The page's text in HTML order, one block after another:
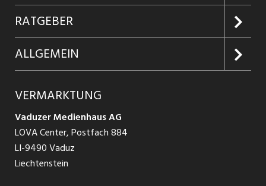
Jobabo
Firmen entdecken
Jobs in Graubünden
Jobs in St. Gallen
Jobs in Glarus
Jobs in der Südostschweiz
Kundenlogin
Inserieren
Produkte
Schnittstelle
RATGEBER
Glossar
Ratgeber Bewerbung / Rekrutierung
ALLGEMEIN
AGB
Datenschutzbestimmungen
Nutzungsbedingungen
VERMARKTUNG
Vaduzer Medienhaus AG
LOVA Center, Postfach 884
LI-9490 Vaduz
Liechtenstein